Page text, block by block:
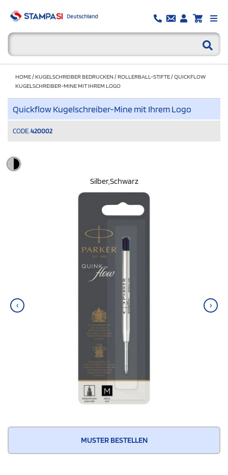
HOME/KUGELSCHREIBER BEDRUCKEN /ROLLERBALL-STIFTE/QUICKFLOW
KUGELSCHREIBER-MINE MIT IHREM LOGO
Quickflow Kugelschreiber-Mine mit Ihrem Logo
CODE. 420002
Silber,schwarz
‹ ›
MUSTER BESTELLEN